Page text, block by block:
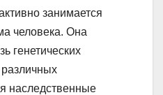
занимается
человека. Она
генетических
наследственные